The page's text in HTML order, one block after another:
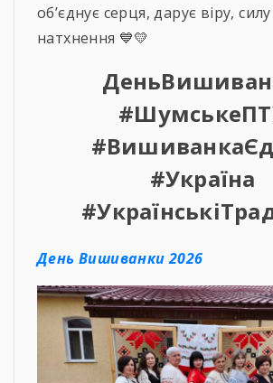
об’єднує серця, дарує віру,
натхнення 💙💛
#Україна
День Вишиванки 2026